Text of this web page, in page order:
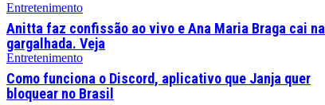
Entretenimento
Anitta faz confissão ao vivo e Ana Maria Braga cai na
gargalhada. Veja
Entretenimento
Como funciona o Discord, aplicativo que Janja quer
bloquear no Brasil